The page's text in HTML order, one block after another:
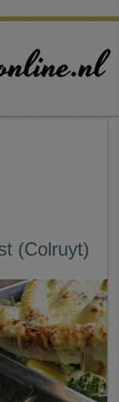
(Colruyt)